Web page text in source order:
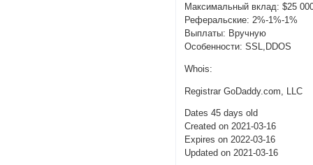
Максимальный вклад: $25
Реферальские: 2%-1%-1%
Выплаты: Вручную
Особенности: SSL,DDOS
Whois:
Registrar GoDaddy.com, LLC
Dates 45 days old
Created on 2021-03-16
Expires on 2022-03-16
Updated on 2021-03-16